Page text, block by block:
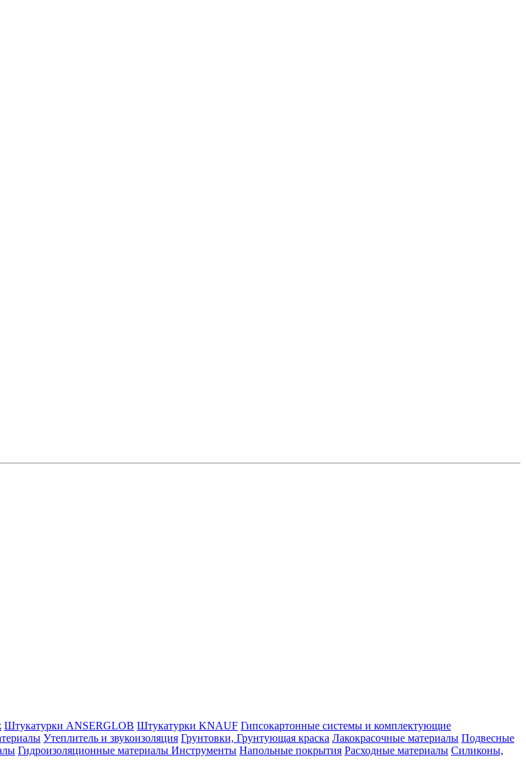
Штукатурки ANSERGLOB Штукатурки KNAUF Гипсокартонные системы и комплектующие
Утеплитель и звукоизоляция Грунтовки, Грунтующая краска Лакокрасочные материалы Подвесные
Гидроизоляционные материалы Инструменты Напольные покрытия Расходные материалы Силиконы,